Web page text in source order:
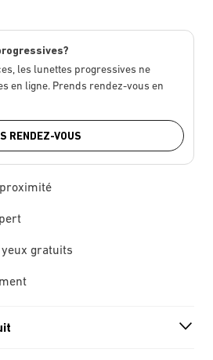
les lunettes progressives ne
en ligne. Prends rendez-vous en
RENDEZ-VOUS
gratuits